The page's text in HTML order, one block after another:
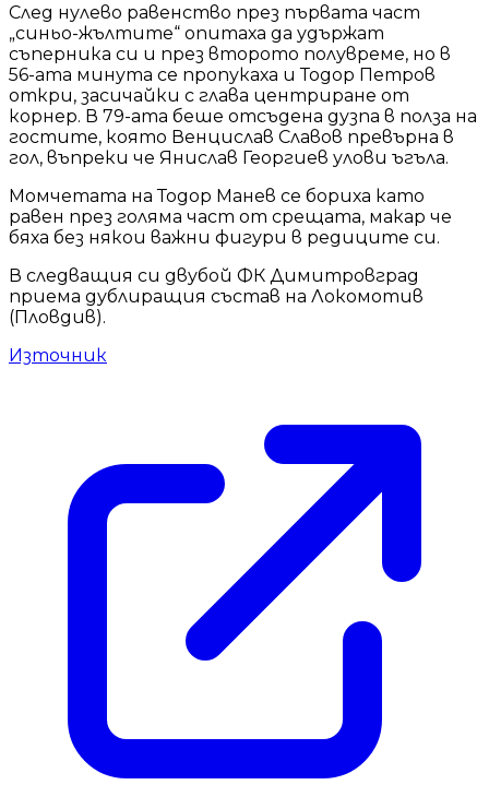
След нулево равенство през първата част
„синьо-жълтите“ опитаха да удържат
съперника си и през второто полувреме, но в
56-ата минута се пропукаха и Тодор Петров
откри, засичайки с глава центриране от
корнер. В 79-ата беше отсъдена дузпа в полза на
гостите, която Венцислав Славов превърна в
гол, въпреки че Янислав Георгиев улови ъгъла.
Момчетата на Тодор Манев се бориха като
равен през голяма част от срещата, макар че
бяха без някои важни фигури в редиците си.
В следващия си двубой ФК Димитровград
приема дублиращия състав на Локомотив
(Пловдив).
Източник